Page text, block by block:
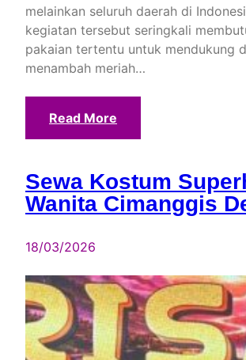
melainkan seluruh daerah di
kegiatan tersebut seringkali
pakaian tertentu untuk mendukung
menambah meriah…
Read More
Sewa Kostum
Wanita Cimanggis
18/03/2026